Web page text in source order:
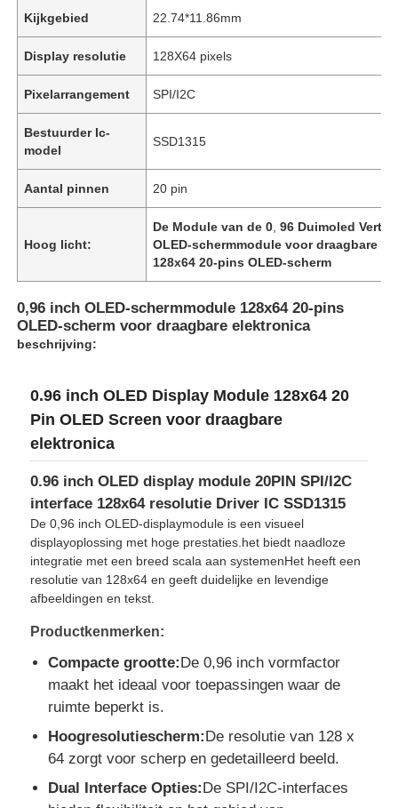
Huis
Producten
Video's
Kijkgebied 22.74*11.86mm
Display resolutie 128X64 pixels
Pixelarrangement SPI/I2C
Bestuurder Ic-
model
SSD1315
Aantal pinnen 20 pin
Hoog licht:
De Module van de 0 ,96 Duimoled
OLED-schermmodule voor draagbare
128x64 20-pins OLED-scherm
0,96 inch OLED-schermmodule 128x64 20-pins
OLED-scherm voor draagbare elektronica
beschrijving:
0.96 inch OLED Display Module 128x64 20
Pin OLED Screen voor draagbare
elektronica
0.96 inch OLED display module 20PIN SPI/I2C
interface 128x64 resolutie Driver IC SSD1315
De 0,96 inch OLED-displaymodule is een visueel
displayoplossing met hoge prestaties.het biedt naadloze
integratie met een breed scala aan systemenHet heeft een
resolutie van 128x64 en geeft duidelijke en levendige
afbeeldingen en tekst.
Productkenmerken:
Compacte grootte:De 0,96 inch vormfactor
maakt het ideaal voor toepassingen waar de
ruimte beperkt is.
Hoogresolutiescherm:De resolutie van 128 x
64 zorgt voor scherp en gedetailleerd beeld.
Dual Interface Opties:De SPI/I2C-interfaces